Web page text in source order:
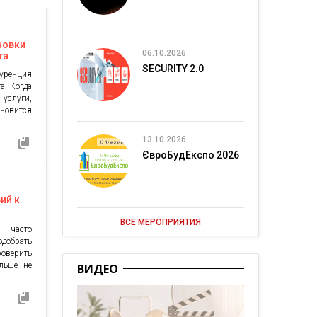
Когда
к
не
06.10.2026
SECURITY 2.0
13.10.2026
ЄвроБудЕкспо 2026
ВСЕ МЕРОПРИЯТИЯ
ВИДЕО